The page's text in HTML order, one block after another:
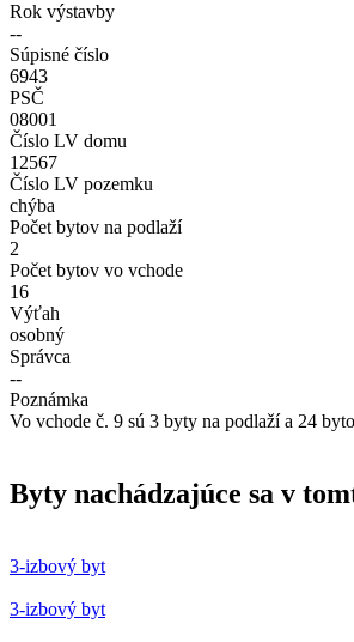
Rok výstavby
--
Súpisné číslo
6943
PSČ
08001
Číslo LV domu
12567
Číslo LV pozemku
chýba
Počet bytov na podlaží
2
Počet bytov vo vchode
16
Výťah
osobný
Správca
--
Poznámka
Vo vchode č. 9 sú 3 byty na podlaží a 24
Byty nachádzajúce sa v
3-izbový byt
3-izbový byt